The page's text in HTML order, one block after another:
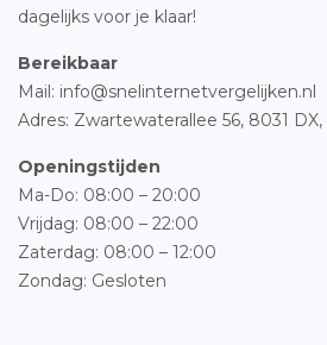
dagelijks voor je klaar!
Bereikbaar
Mail: info@snelinternetvergelijken.nl
Adres: Zwartewaterallee 56, 8031
Openingstijden
Ma-Do: 08:00 – 20:00
Vrijdag: 08:00 – 22:00
Zaterdag: 08:00 – 12:00
Zondag: Gesloten